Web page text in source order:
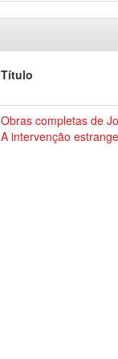
Título
Obras completas de
A intervenção